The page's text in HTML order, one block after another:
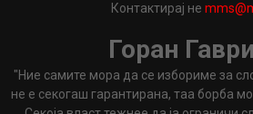
Контактирај не
Горан
"Ние самите мора да се избориме за
не е секогаш гарантирана, таа борба